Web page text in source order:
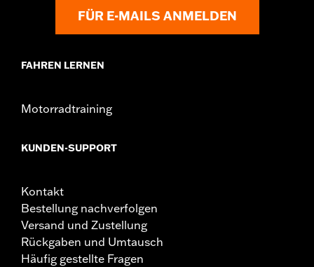
FÜR E-MAILS ANMELDEN
FAHREN LERNEN
Motorradtraining
KUNDEN-SUPPORT
Kontakt
Bestellung nachverfolgen
Versand und Zustellung
Rückgaben und Umtausch
Häufig gestellte Fragen